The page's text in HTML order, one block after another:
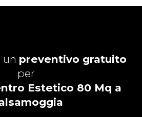
un preventivo gratuito
per
Estetico 80 Mq a